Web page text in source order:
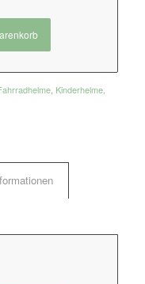
, Kinderhelme,